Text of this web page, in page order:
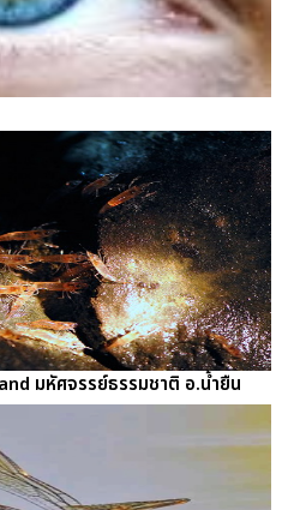
มหัศจรรย์ธรรมชาติ อ.น้ำยืน